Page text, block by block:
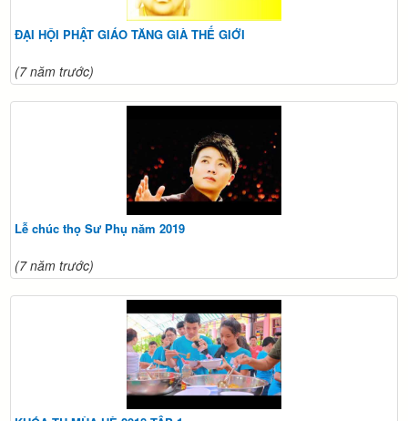
ĐẠI HỘI PHẬT GIÁO TĂNG GIÀ THẾ GIỚI
(7 năm trước)
Lễ chúc thọ Sư Phụ năm 2019
(7 năm trước)